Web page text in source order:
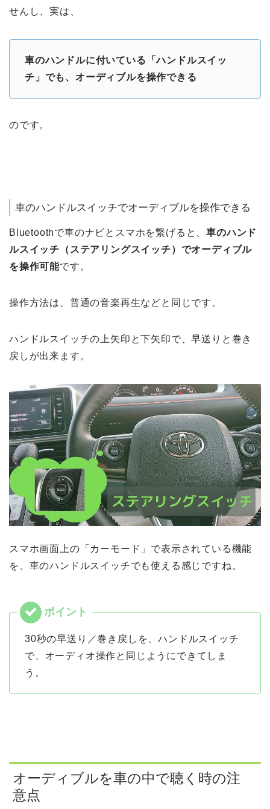
せんし、実は、
車のハンドルに付いている「ハンドルスイッ
チ」でも、オーディブルを操作できる
のです。
車のハンドルスイッチでオーディブルを操作できる
Bluetoothで車のナビとスマホを繋げると、車のハンド
ルスイッチ（ステアリングスイッチ）でオーディブル
を操作可能です。
操作方法は、普通の音楽再生などと同じです。
ハンドルスイッチの上矢印と下矢印で、早送りと巻き
戻しが出来ます。
スマホ画面上の「カーモード」で表示されている機能
を、車のハンドルスイッチでも使える感じですね。
30秒の早送り／巻き戻しを、ハンドルスイッチ
で、オーディオ操作と同じようにできてしま
う。
オーディブルを車の中で聴く時の注
意点